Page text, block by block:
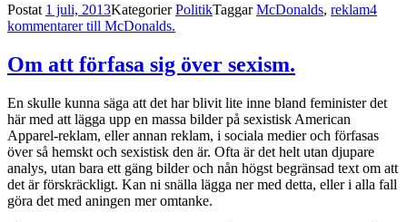
Postat 1 juli, 2013KategorierPolitikTaggarMcDonalds, reklam4
kommentarertill McDonalds.
Om att förfasa sig över sexism.
En skulle kunna säga att det har blivit lite inne bland feminister det
här med att lägga upp en massa bilder på sexistisk American
Apparel-reklam, eller annan reklam, i sociala medier och förfasas
över så hemskt och sexistisk den är. Ofta är det helt utan djupare
analys, utan bara ett gäng bilder och nån högst begränsad text om att
det är förskräckligt. Kan ni snälla lägga ner med detta, eller i alla fall
göra det med aningen mer omtanke.